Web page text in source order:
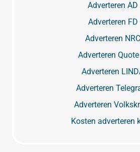
Adverteren AD
Adverteren FD
Adverteren NRC
Adverteren
Adverteren
Adverteren
Adverteren
Kosten adverteren